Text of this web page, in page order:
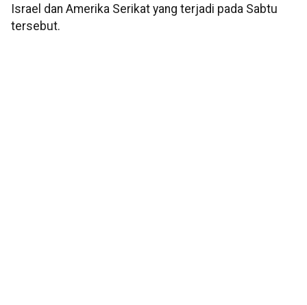
Israel dan Amerika Serikat yang terjadi pada Sabtu
tersebut.